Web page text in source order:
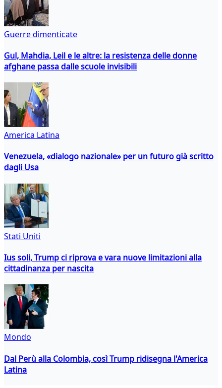
Guerre dimenticate
Gul, Mahdia, Leil e le altre: la resistenza delle donne
afghane passa dalle scuole invisibili
America Latina
Venezuela, «dialogo nazionale» per un futuro già scritto
dagli Usa
Stati Uniti
Ius soli, Trump ci riprova e vara nuove limitazioni alla
cittadinanza per nascita
Mondo
Dal Perù alla Colombia, così Trump ridisegna l'America
Latina